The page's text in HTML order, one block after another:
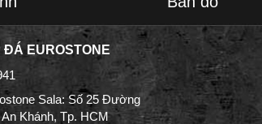
ĐÁ EUROSTONE
Sala: Số 25 Đường
Khánh, Tp. HCM